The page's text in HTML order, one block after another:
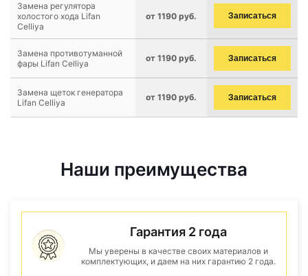
Замена регулятора
холостого хода Lifan
Celliya
от 1190 руб. Записаться
Замена противотуманной
фары Lifan Celliya
от 1190 руб. Записаться
Замена щеток генератора
Lifan Celliya
от 1190 руб. Записаться
Наши преимущества
Гарантия 2 года
Мы уверены в качестве своих материалов и
комплектующих, и даем на них гарантию 2 года.